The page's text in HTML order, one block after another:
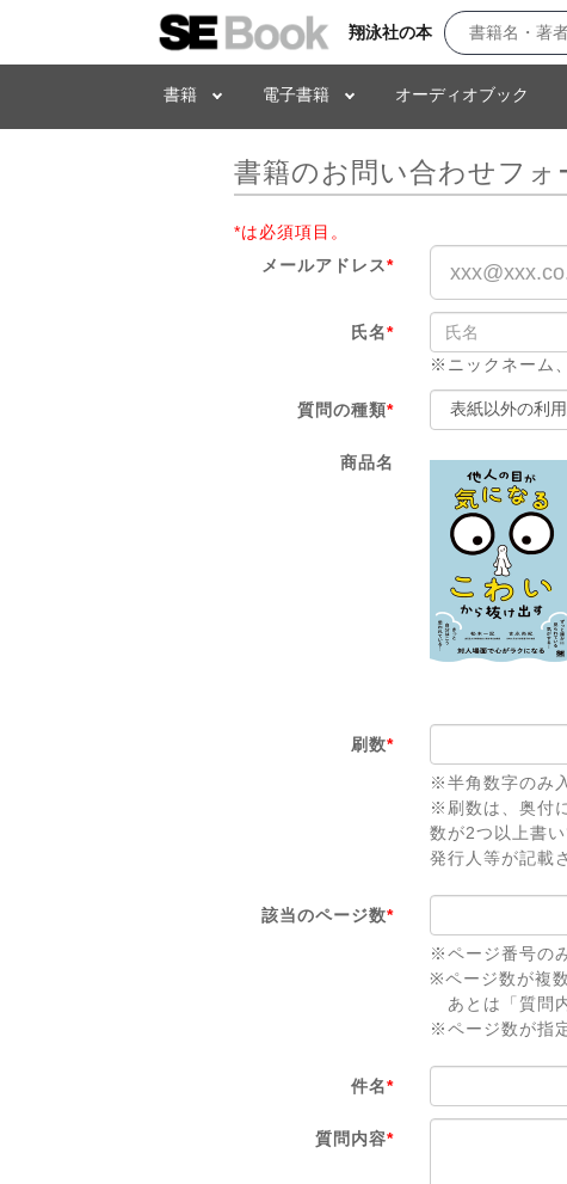
翔泳社の本
書籍 電子書籍 オーディオブック
書籍のお問い合わせフォ
*は必須項目。
メールアドレス*
氏名*
※ニックネーム
質問の種類*
商品名
刷数*
※半角数字のみ
※刷数は、奥付
数が2つ以上書
発行人等が記載
該当のページ数*
※ページ番号の
※ページ数が複
あとは「質問
※ページ数が指
件名*
質問内容*